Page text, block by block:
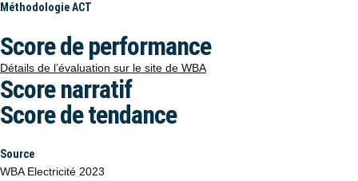
Méthodologie ACT
Score de performance
Détails de l’évaluation sur le site de WBA
Score narratif
Score de tendance
Source
WBA Electricité 2023